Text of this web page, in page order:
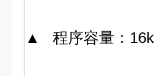
▲ 程序容量：16k